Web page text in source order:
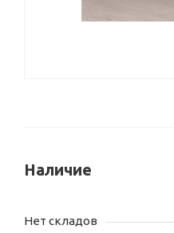
Наличие
Нет складов